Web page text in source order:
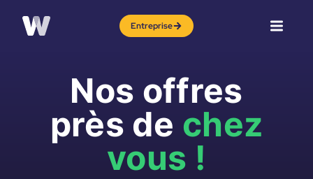
Entreprise
Nos offres
près de chez
vous !